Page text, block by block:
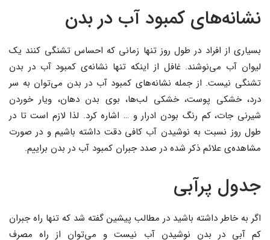
نشانه‌های کمبود آب در بدن
بسیاری از افراد در طول روز تنها زمانی که احساس تشنگی کنند یک
لیوان آب می‌نوشند. غافل از اینکه تنها نشانه‌ی کمبود آب در بدن
تشنگی نیست. از جمله نشانه‌های کمبود آب در بدن می‌توان به سر
درد، خشکی پوست، خشکی لب‌ها، بوی بدن دهان، ویار خوردن
شیرنی جات، کم رنگ بودن ادرار و … اشاره کرد. لذا لازم است تا در
طول روز نسبت به نوشیدن آب کافی دقت داشته باشیم و در صورت
مشاهده‌ی علائم ذکر شده در صدد جبران کمبود آب در بدن براییم.
جدول پرآبی
اگر به خاطر داشته باشید در مطالب پیشین گفته شد که تنها راه جبران
کم آبی در بدن نوشیدن آب نیست و می‌توان از راه مصرف